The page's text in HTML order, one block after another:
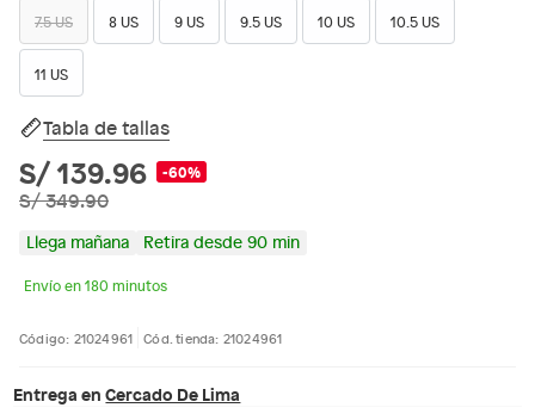
7.5 US 8 US 9 US 9.5 US 10 US 10.5 US
11 US
Tabla de tallas
S/ 139.96 -60%
S/ 349.90
Llega mañana Retira desde 90 min
Envío en 180 minutos
Código: 21024961 Cód. tienda: 21024961
Entrega en Cercado De Lima